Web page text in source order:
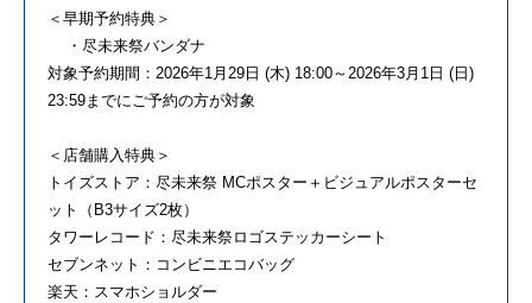
＜早期予約特典＞
・尽未来祭バンダナ
対象予約期間：2026年1月29日 (木) 18:00～2026年3月1日 (日)
23:59までにご予約の方が対象
＜店舗購入特典＞
トイズストア：尽未来祭 MCポスター＋ビジュアルポスターセ
ット（B3サイズ2枚）
タワーレコード：尽未来祭ロゴステッカーシート
セブンネット：コンビニエコバッグ
楽天：スマホショルダー